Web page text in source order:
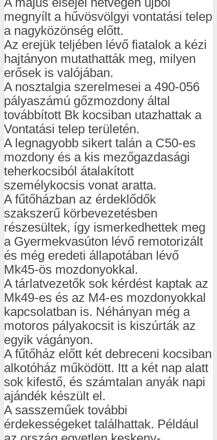
megnyílt a hűvösvölgyi vontatási telep
a nagyközönség előtt.
Az erejük teljében lévő fiatalok a kézi
hajtányon mutathatták meg, milyen
erősek is valójában.
A nosztalgia szerelmesei a 490-056
pályaszámú gőzmozdony által
továbbított Bk kocsiban utazhattak a
Vontatási telep területén.
A legnagyobb sikert talán a C50-es
mozdony és a kis mezőgazdasági
teherkocsiból átalakított
személykocsis vonat aratta.
A fűtőházban az érdeklődők
szakszerű körbevezetésben
részesültek, így ismerkedhettek meg
a Gyermekvasúton lévő remotorizált
és még eredeti állapotában lévő
Mk45-ös mozdonyokkal.
A tárlatvezetők sok kérdést kaptak az
Mk49-es és az M4-es mozdonyokkal
kapcsolatban is. Néhányan még a
motoros pályakocsit is kiszúrták az
egyik vágányon.
A fűtőház előtt két debreceni kocsiban
alkotóház működött. Itt a két nap alatt
sok kifestő, és számtalan anyák napi
ajándék készült el.
A sasszeműek további
érdekességeket találhattak. Például